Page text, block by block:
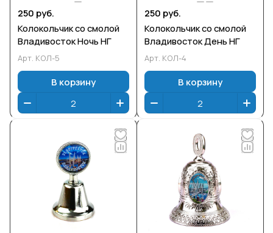
250 руб.
Колокольчик со смолой
Владивосток Ночь НГ
Арт. КОЛ-5
В корзину
250 руб.
Колокольчик со смолой
Владивосток День НГ
Арт. КОЛ-4
В корзину